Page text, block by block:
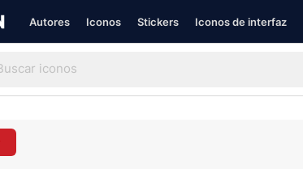
Autores Iconos Stickers Iconos de interfaz